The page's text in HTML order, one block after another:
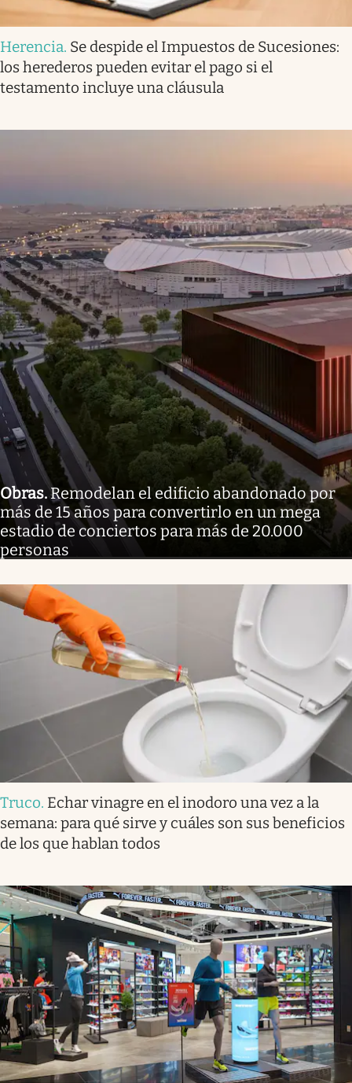
Herencia. Se despide el Impuestos de Sucesiones:
los herederos pueden evitar el pago si el
testamento incluye una cláusula
Obras.Remodelan el edificio abandonado por
más de 15 años para convertirlo en un mega
estadio de conciertos para más de 20.000
personas
Truco. Echar vinagre en el inodoro una vez a la
semana: para qué sirve y cuáles son sus beneficios
de los que hablan todos